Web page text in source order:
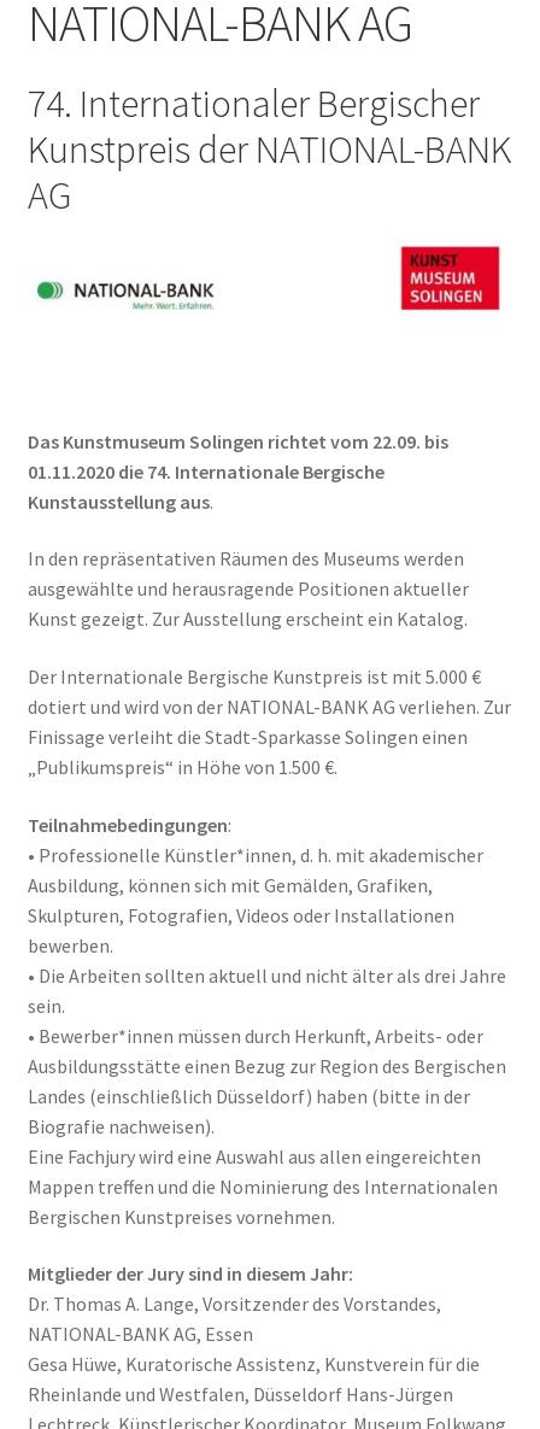
NATIONAL-BANK AG
74. Internationaler Bergischer
Kunstpreis der NATIONAL-BANK
AG
Das Kunstmuseum Solingen richtet vom 22.09. bis
01.11.2020 die 74. Internationale Bergische
Kunstausstellung aus.
In den repräsentativen Räumen des Museums werden
ausgewählte und herausragende Positionen aktueller
Kunst gezeigt. Zur Ausstellung erscheint ein Katalog.
Der Internationale Bergische Kunstpreis ist mit 5.000 €
dotiert und wird von der NATIONAL-BANK AG verliehen. Zur
Finissage verleiht die Stadt-Sparkasse Solingen einen
„Publikumspreis“ in Höhe von 1.500 €.
Teilnahmebedingungen:
• Professionelle Künstler*innen, d. h. mit akademischer
Ausbildung, können sich mit Gemälden, Grafiken,
Skulpturen, Fotografien, Videos oder Installationen
bewerben.
• Die Arbeiten sollten aktuell und nicht älter als drei Jahre
sein.
• Bewerber*innen müssen durch Herkunft, Arbeits- oder
Ausbildungsstätte einen Bezug zur Region des Bergischen
Landes (einschließlich Düsseldorf) haben (bitte in der
Biografie nachweisen).
Eine Fachjury wird eine Auswahl aus allen eingereichten
Mappen treffen und die Nominierung des Internationalen
Bergischen Kunstpreises vornehmen.
Mitglieder der Jury sind in diesem Jahr:
Dr. Thomas A. Lange, Vorsitzender des Vorstandes,
NATIONAL-BANK AG, Essen
Gesa Hüwe, Kuratorische Assistenz, Kunstverein für die
Rheinlande und Westfalen, Düsseldorf Hans-Jürgen